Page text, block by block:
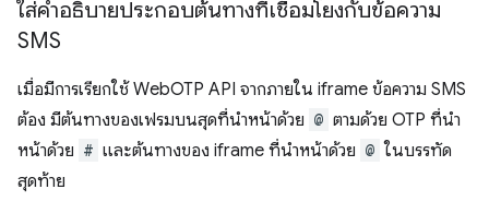
ใส่คำอธิบายประกอบต้นทางที่เชื่อมโยงกับข้อความ
SMS
เมื่อมีการเรียกใช้ WebOTP API จากภายใน iframe ข้อความ SMS
ต้อง มีต้นทางของเฟรมบนสุดที่นำหน้าด้วย @ ตามด้วย OTP ที่นำ
หน้าด้วย # และต้นทางของ iframe ที่นำหน้าด้วย @ ในบรรทัด
สุดท้าย